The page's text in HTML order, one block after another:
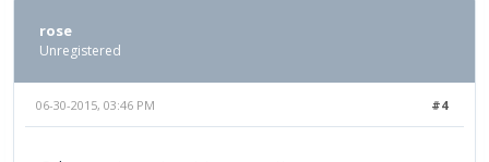
rose
Unregistered
#4
06-30-2015, 03:46 PM